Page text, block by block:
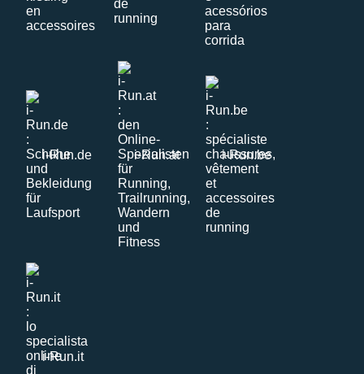
i-Run.de i-Run.at i-Run.be
i-Run.it